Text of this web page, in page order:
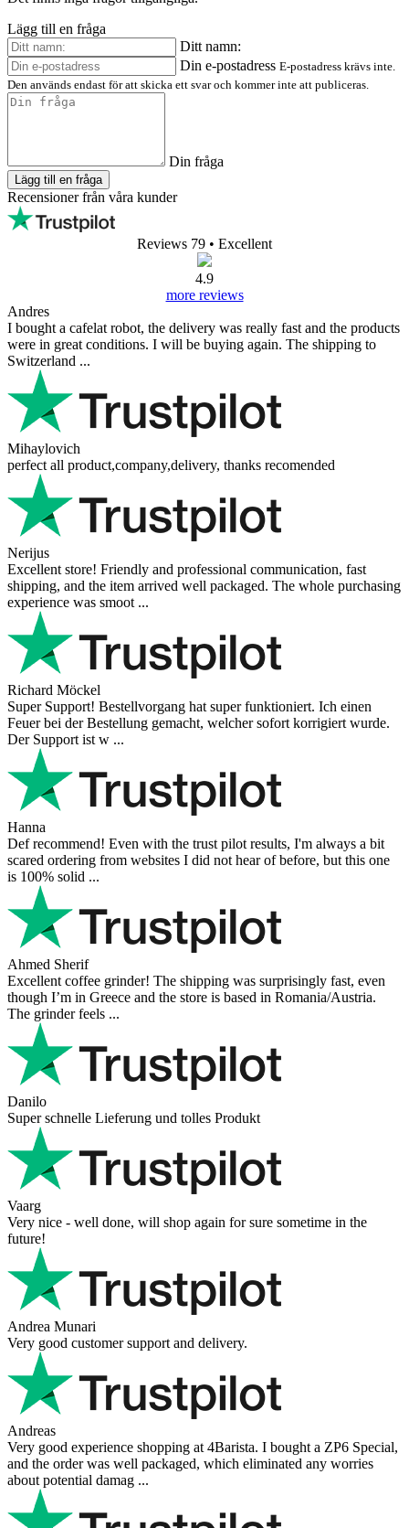
Lägg till en fråga
Ditt namn:
Din e-postadress E-postadress krävs inte.
Den används endast för att skicka ett svar och kommer inte att publiceras.
Din fråga
Lägg till en fråga
Recensioner från våra kunder
Reviews 79 • Excellent
4.9
more reviews
Andres
I bought a cafelat robot, the delivery was really fast and the products
were in great conditions. I will be buying again. The shipping to
Switzerland ...
Mihaylovich
perfect all product,company,delivery, thanks recomended
Nerijus
Excellent store! Friendly and professional communication, fast
shipping, and the item arrived well packaged. The whole purchasing
experience was smoot ...
Richard Möckel
Super Support! Bestellvorgang hat super funktioniert. Ich einen
Feuer bei der Bestellung gemacht, welcher sofort korrigiert wurde.
Der Support ist w ...
Hanna
Def recommend! Even with the trust pilot results, I'm always a bit
scared ordering from websites I did not hear of before, but this one
is 100% solid ...
Ahmed Sherif
Excellent coffee grinder! The shipping was surprisingly fast, even
though I’m in Greece and the store is based in Romania/Austria.
The grinder feels ...
Danilo
Super schnelle Lieferung und tolles Produkt
Vaarg
Very nice - well done, will shop again for sure sometime in the
future!
Andrea Munari
Very good customer support and delivery.
Andreas
Very good experience shopping at 4Barista. I bought a ZP6 Special,
and the order was well packaged, which eliminated any worries
about potential damag ...